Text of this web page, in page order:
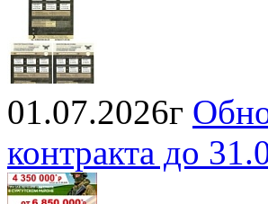
01.07.2026г
контракта до